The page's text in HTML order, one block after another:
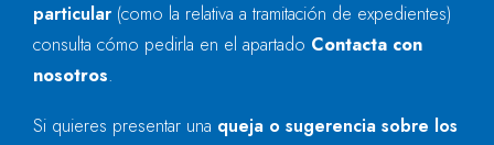
particular (como la relativa a tramitación de expedientes)
consulta cómo pedirla en el apartado Contacta con
nosotros.
Si quieres presentar una queja o sugerencia sobre los